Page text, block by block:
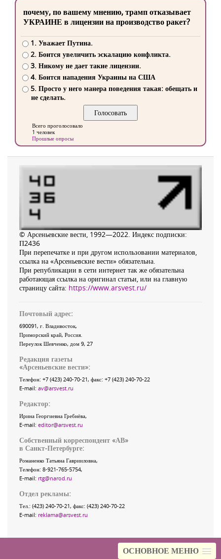
ОСНОВНОЕ МЕНЮ
почему, по вашему мнению, трамп отказывает
УКРАИНЕ в лицензии на производство ракет?
1. Уважает Путина.
2. Боится увеличить эскалацию конфликта.
3. Никому не дает такие лицензии.
4. Боится нападения Украины на США
5. Просто у него манера поведения такая: обещать и
не сделать.
Всего проголосовало
1 человек
Прошлые опросы
© Арсеньевские вести, 1992—2022. Индекс подписки:
П2436
При перепечатке и при другом использовании материалов,
ссылка на «Арсеньевские вести» обязательна.
При републикации в сети интернет так же обязательна
работающая ссылка на оригинал статьи, или на главную
страницу сайта: https://www.arsvest.ru/
Почтовый адрес:
690091, г. Владивосток,
Приморский край, Россия
Переулок Шевченко, дом 9, 27
Редакция газеты
«Арсеньевские вести»:
Телефон: +7 (423) 240-70-21, факс: +7 (423) 240-70-22
E-mail: av@arsvest.ru
Редактор:
Ирина Георгиевна Гребнёва,
E-mail: editor@arsvest.ru
Собственный корреспондент «АВ»
в Санкт-Петербурге:
Романенко Татьяна Гаврииловна,
Телефон: 8-921-765-5754,
E-mail: rtg@narod.ru
Отдел рекламы:
Тел.: (423) 240-70-21, факс: (423) 240-70-22
E-mail: reklama@arsvest.ru